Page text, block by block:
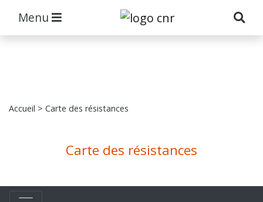
Menu
Accueil > Carte des résistances
Carte des résistances